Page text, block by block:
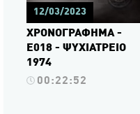
12/03/2023
ΧΡΟΝΟΓΡΑΦΗΜΑ -
Ε018 - ΨΥΧΙΑΤΡΕΙΟ
1974
00:22:52